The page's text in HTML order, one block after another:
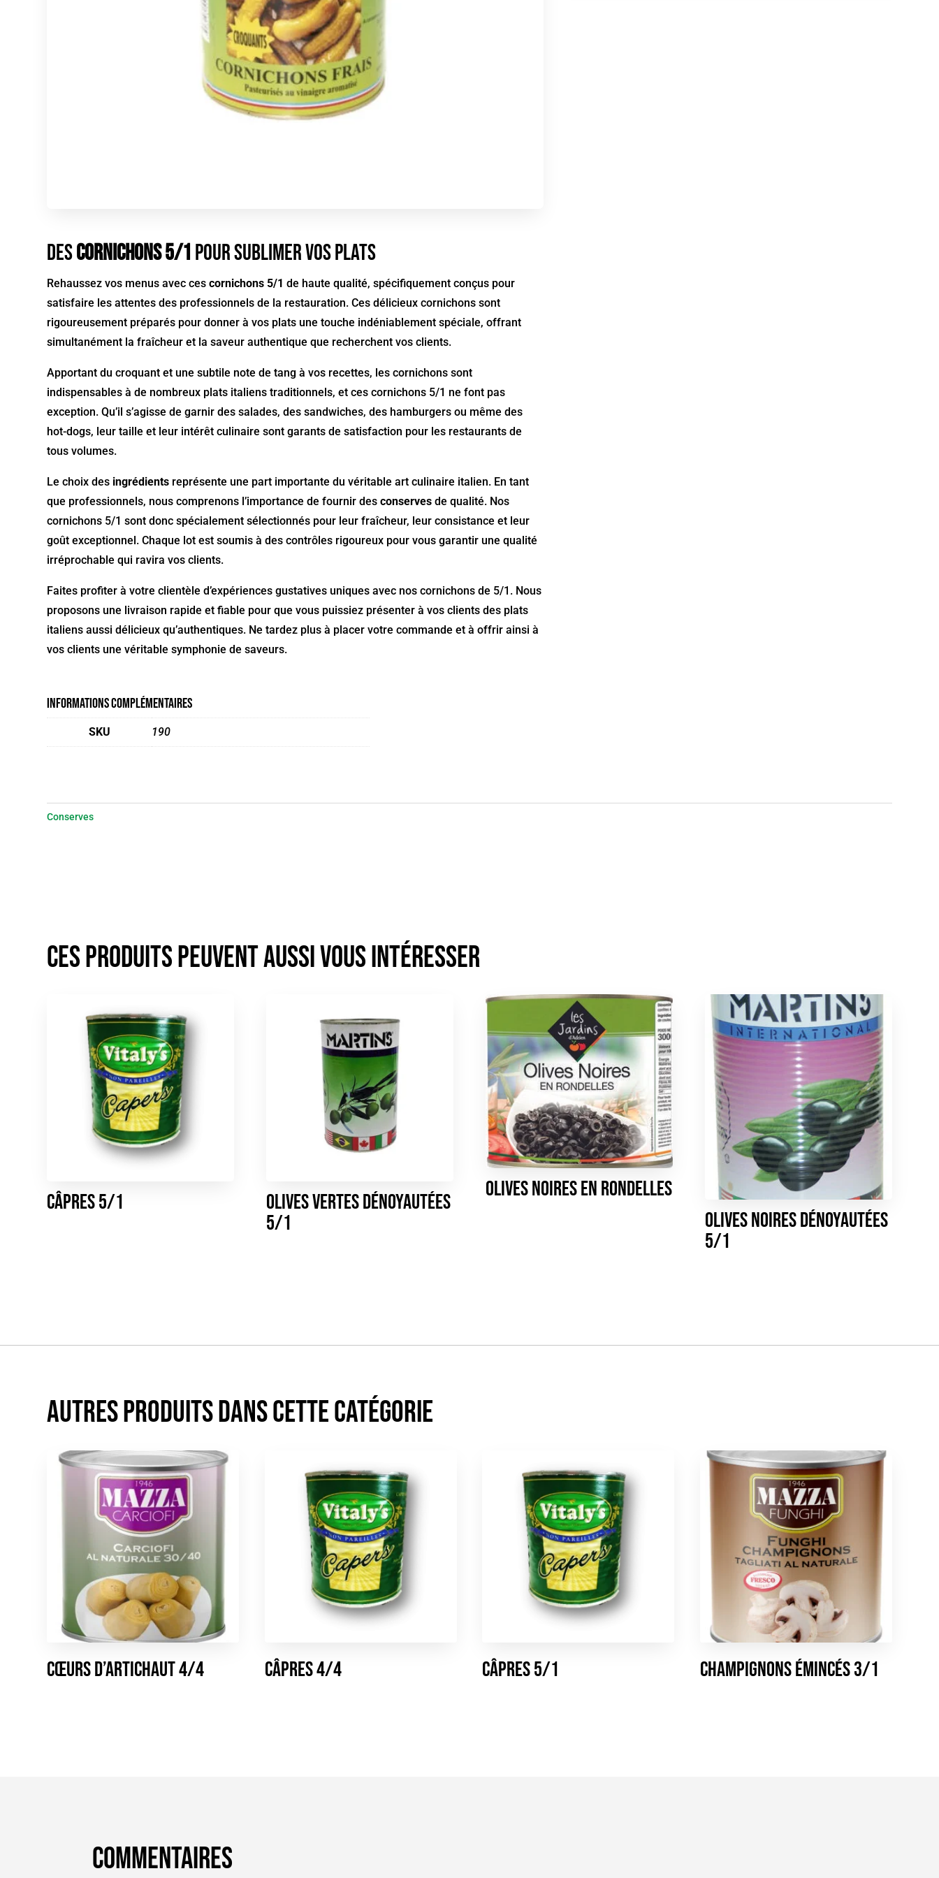
DesCornichons 5/1 pour sublimer vos plats
Rehaussez vos menus avec cescornichons 5/1 de haute qualité, spécifiquement conçus pour
satisfaire les attentes des professionnels de la restauration. Ces délicieux cornichons sont
rigoureusement préparés pour donner à vos plats une touche indéniablement spéciale, offrant
simultanément la fraîcheur et la saveur authentique que recherchent vos clients.
Apportant du croquant et une subtile note de tang à vos recettes, les cornichons sont
indispensables à de nombreux plats italiens traditionnels, et ces cornichons 5/1 ne font pas
exception. Qu’il s’agisse de garnir des salades, des sandwiches, des hamburgers ou même des
hot-dogs, leur taille et leur intérêt culinaire sont garants de satisfaction pour les restaurants de
tous volumes.
Le choix des ingrédients représente une part importante du véritable art culinaire italien. En tant
que professionnels, nous comprenons l’importance de fournir desconserves de qualité. Nos
cornichons 5/1 sont donc spécialement sélectionnés pour leur fraîcheur, leur consistance et leur
goût exceptionnel. Chaque lot est soumis à des contrôles rigoureux pour vous garantir une qualité
irréprochable qui ravira vos clients.
Faites profiter à votre clientèle d’expériences gustatives uniques avec nos cornichons de 5/1. Nous
proposons une livraison rapide et fiable pour que vous puissiez présenter à vos clients des plats
italiens aussi délicieux qu’authentiques. Ne tardez plus à placer votre commande et à offrir ainsi à
vos clients une véritable symphonie de saveurs.
Informations complémentaires
SKU 190
Conserves
Câpres 5/1
Olives Vertes dénoyautées
5/1
Olives Noires en rondelles
Olives Noires dénoyautées
5/1
Autres produits dans cette catégorie
Cœurs d’Artichaut 4/4 Câpres 4/4 Câpres 5/1 Champignons émincés 3/1
Commentaires